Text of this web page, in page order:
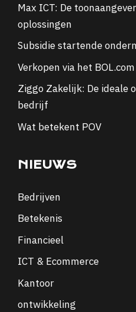
Max ICT: De
oplossingen
Subsidie startende
Verkopen via het
Ziggo Zakelijk: De ideale
bedrijf
Wat betekent POV
NIEUWS
Bedrijven
Betekenis
Financieel
ICT & Ecommerce
Kantoor
ontwikkeling